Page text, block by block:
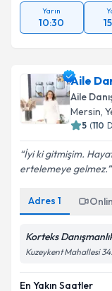
Yarın
10:30
Aile
Aile
Mersin,
5 (110
İyi ki gitmişim.
ertelemeye gelmez.
Adres 1
Korteks
Kuzeykent Mahallesi
En Yakın Saatler